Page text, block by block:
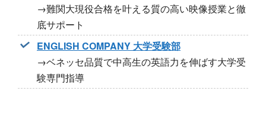
→難関大現役合格を叶える質の高い映像授業と徹
底サポート
ENGLISH COMPANY 大学受験部
→ベネッセ品質で中高生の英語力を伸ばす大学受
験専門指導